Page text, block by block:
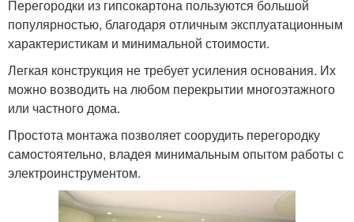
Перегородки из гипсокартона пользуются большой
популярностью, благодаря отличным эксплуатационным
характеристикам и минимальной стоимости.
Легкая конструкция не требует усиления основания. Их
можно возводить на любом перекрытии многоэтажного
или частного дома.
Простота монтажа позволяет соорудить перегородку
самостоятельно, владея минимальным опытом работы с
электроинструментом.